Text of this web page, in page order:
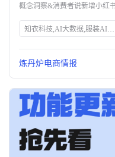
知衣科技,AI大数据,服装AI,炼丹炉大数据,小红书分析,概念洞察,消费者说,舆情分析,智能语义识别,用户痛点,评论高频词,话题分析,情感倾向,销售额飙升榜,竞争对手研判
炼丹炉电商情报